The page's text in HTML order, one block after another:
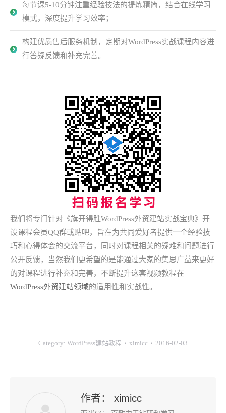
每节课5-10分钟注重经验技法的提炼精简，结合在线学习
模式，深度提升学习效率；
构建优质售后服务机制，定期对WordPress实战课程内容进
行答疑反馈和补充完善。
我们将专门针对《旗开得胜WordPress外贸建站实战宝典》开
设课程会员QQ群或贴吧，旨在为共同爱好者提供一个经验技
巧和心得体会的交流平台，同时对课程相关的疑难和问题进行
公开反馈，当然我们更希望的是能通过大家的集思广益来更好
的对课程进行补充和完善，不断提升这套视频教程在
WordPress外贸建站领域的适用性和实战性。
Category: WordPress建站教程 ximicc 2016-02-03
作者： ximicc